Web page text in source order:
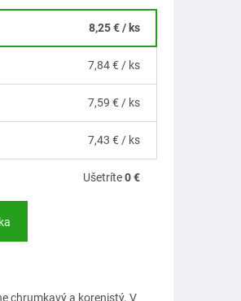
8,25 €/ ks
7,84 € / ks
7,59 € / ks
7,43 € / ks
Ušetríte0 €
chrumkavý a korenistý. V